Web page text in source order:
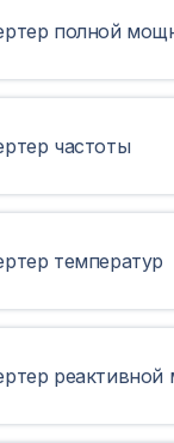
полной
частоты
температур